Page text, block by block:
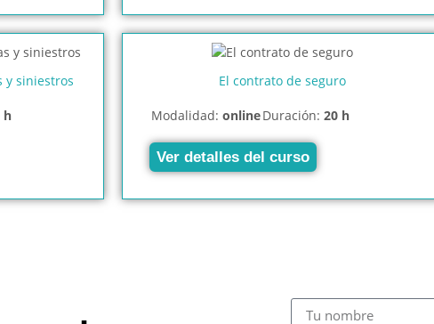
y siniestros
h
El contrato de seguro
Modalidad: onlineDuración: 20 h
Ver detalles del curso